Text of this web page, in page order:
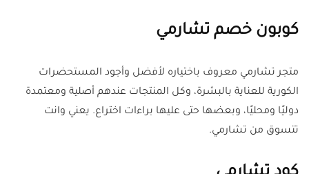
كوبون خصم تشارمي
متجر تشارمي معروف باختياره لأفضل وأجود المستحضرات
الكورية للعناية بالبشرة، وكل المنتجات عندهم أصلية ومعتمدة
دوليًا ومحليًا، وبعضها حتى عليها براءات اختراع. يعني وانت
تتسوق من تشارمي.